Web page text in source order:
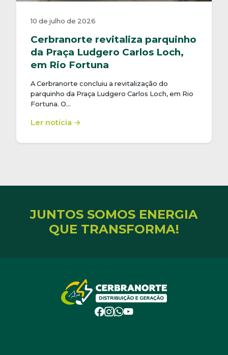
10 de julho de 2026
Cerbranorte revitaliza parquinho
da Praça Ludgero Carlos Loch,
em Rio Fortuna
A Cerbranorte concluiu a revitalização do
parquinho da Praça Ludgero Carlos Loch, em Rio
Fortuna. O…
Ler notícia →
JUNTOS SOMOS ENERGIA
QUE TRANSFORMA!